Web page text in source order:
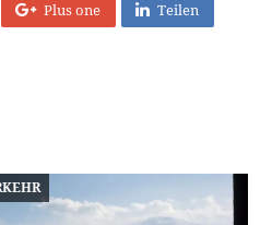
Plus one Teilen